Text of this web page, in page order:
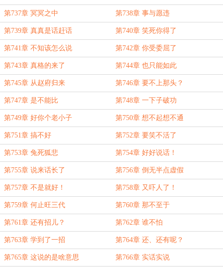
第737章 冥冥之中 第738章 事与愿违
第739章 真真是话赶话 第740章 笑死你得了
第741章 不知该怎么说 第742章 你受委屈了
第743章 真格的来了 第744章 也只能如此
第745章 从赵府归来 第746章 要不上那头？
第747章 是不能比 第748章 一下子破功
第749章 好你个老小子 第750章 想不起想不通
第751章 搞不好 第752章 要笑不活了
第753章 兔死狐悲 第754章 好好说话！
第755章 说来话长了 第756章 倒无半点虚假
第757章 不是就好！ 第758章 又吓人了！
第759章 何止旺三代 第760章 那不至于
第761章 还有招儿？ 第762章 谁不怕
第763章 学到了一招 第764章 还、还有呢？
第765章 这说的是啥意思 第766章 实话实说